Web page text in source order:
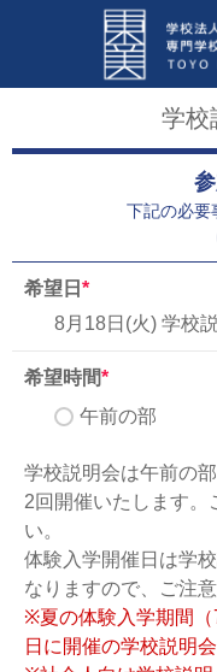
学校
下記の必要
希望日 *
8月18日(火) 学校
希望時間*
午前の部
学校説明会は午前の
2回開催いたします。
い。
体験入学開催日は学
なりますので、ご注意
※夏の体験入学期間
日に開催の学校説明